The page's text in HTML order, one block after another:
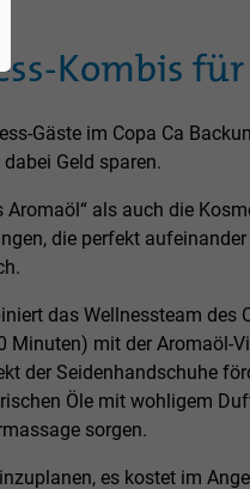
Copa
Mehr
Copa
Mehr
Copa
Mehr
Copa
Mehr
Copa
Mehr
Copa
Mehr
Kombis
Gäste im Copa Ca
Geld sparen.
als auch die
die perfekt aufeinander
das Wellnessteam des
mit der Aromaöl-
der Seidenhandschuhe
Öle mit wohligem
sorgen.
es kostet im